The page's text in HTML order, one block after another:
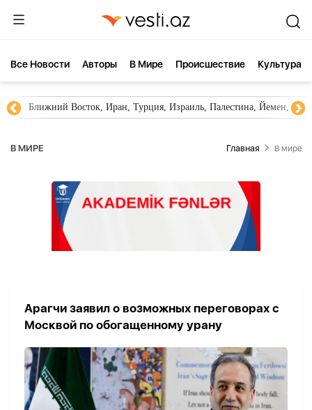
Все Новости Aвторы В Мире Происшествие Культура
Ближний Восток, Иран, Турция, Израиль, Палестина, Йемен,
В МИРЕ Главная В мире
Арагчи заявил о возможных переговорах с
Москвой по обогащенному урану